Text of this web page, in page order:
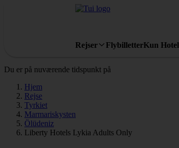
Rejser FlybilletterKun Hotel
Du er på nuværende tidspunkt på
Hjem
Rejse
Tyrkiet
Marmariskysten
Ölüdeniz
Liberty Hotels Lykia Adults Only